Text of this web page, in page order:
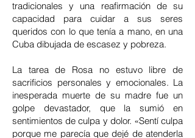
tradicionales y una reafirmación de su
capacidad para cuidar a sus seres
queridos con lo que tenía a mano, en una
Cuba dibujada de escasez y pobreza.
La tarea de Rosa no estuvo libre de
sacrificios personales y emocionales. La
inesperada muerte de su madre fue un
golpe devastador, que la sumió en
sentimientos de culpa y dolor. «Sentí culpa
porque me parecía que dejé de atenderla